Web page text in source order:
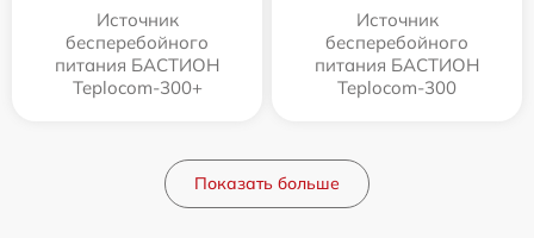
Источник
бесперебойного
питания БАСТИОН
Teplocom-300+
Источник
бесперебойного
питания БАСТИОН
Teplocom-300
Показать больше